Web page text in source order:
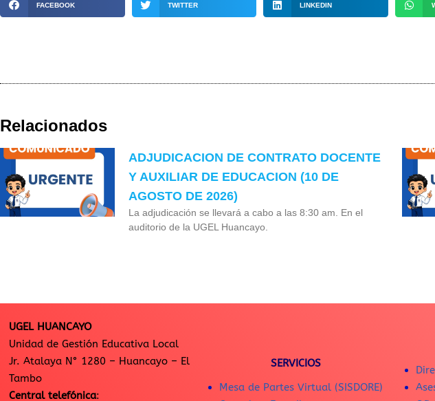
FACEBOOK TWITTER LINKEDIN
Relacionados
ADJUDICACION DE CONTRATO DOCENTE
Y AUXILIAR DE EDUCACION (10 DE
AGOSTO DE 2026)
La adjudicación se llevará a cabo a las 8:30 am. En el
auditorio de la UGEL Huancayo.
UGEL HUANCAYO
Unidad de Gestión Educativa Local
Jr. Atalaya N° 1280 – Huancayo – El
Tambo
Central telefónica:
SERVICIOS
Mesa de Partes Virtual (SISDORE)